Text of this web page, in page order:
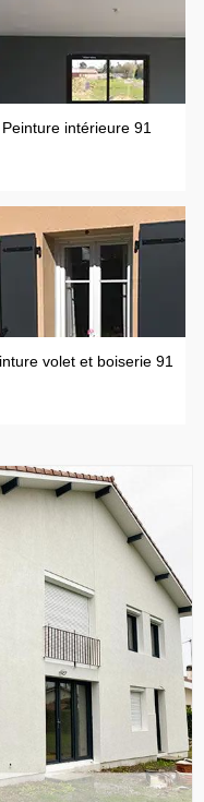
Peinture intérieure 91
volet et boiserie 91